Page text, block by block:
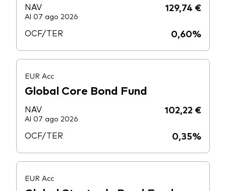
NAV 129,74 €
Al 07 ago 2026
OCF/TER 0,60%
EUR Acc
Global Core Bond Fund
NAV 102,22 €
Al 07 ago 2026
OCF/TER 0,35%
EUR Acc